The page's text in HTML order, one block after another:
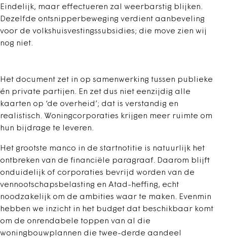
Eindelijk, maar effectueren zal weerbarstig blijken.
Dezelfde ontsnipperbeweging verdient aanbeveling
voor de volkshuisvestingssubsidies; die move zien wij
nog niet.
Het document zet in op samenwerking tussen publieke
én private partijen. En zet dus niet eenzijdig alle
kaarten op ‘de overheid’; dat is verstandig en
realistisch. Woningcorporaties krijgen meer ruimte om
hun bijdrage te leveren.
Het grootste manco in de startnotitie is natuurlijk het
ontbreken van de financiële paragraaf. Daarom blijft
onduidelijk of corporaties bevrijd worden van de
vennootschapsbelasting en Atad-heffing, echt
noodzakelijk om de ambities waar te maken. Evenmin
hebben we inzicht in het budget dat beschikbaar komt
om de onrendabele toppen van al die
woningbouwplannen die twee-derde aandeel